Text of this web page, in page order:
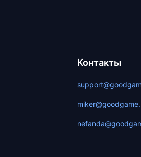
Контакты